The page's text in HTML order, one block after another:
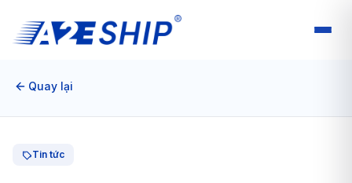
Quay lại
Tin tức